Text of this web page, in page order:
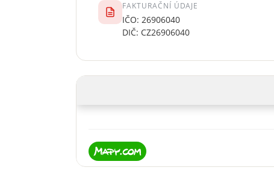
FAKTURAČNÍ ÚDAJE
IČO: 26906040
DIČ: CZ26906040